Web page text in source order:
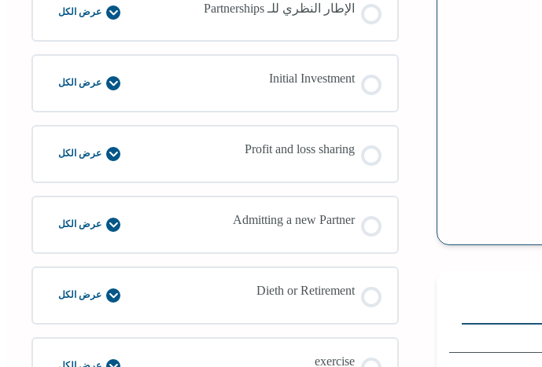
الإطار النظري للـ Partnerships عرض الكل
الإطار
للـ
Partnerships
Initial Investment عرض الكل
Initial
Profit and loss sharing عرض الكل
Profit
loss
sharing
Admitting a new Partner عرض الكل
Admitting
new
Partner
Dieth or Retirement عرض الكل
Dieth
Retirement
exercise